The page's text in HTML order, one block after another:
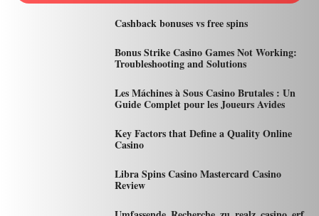
Cashback bonuses vs free spins
Bonus Strike Casino Games Not Working:
Troubleshooting and Solutions
Les Máchines à Sous Casino Brutales : Un
Guide Complet pour les Joueurs Avides
Key Factors that Define a Quality Online
Casino
Libra Spins Casino Mastercard Casino
Review